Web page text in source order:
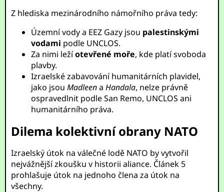
Z hlediska mezinárodního námořního práva tedy:
Územní vody a EEZ Gazy jsou palestinskými
vodami podle UNCLOS.
Za nimi ležíotevřené moře, kde platí svoboda
plavby.
Izraelské zabavování humanitárních plavidel,
jako jsouMadleenaHandala, nelze právně
ospravedlnit podle San Remo, UNCLOS ani
humanitárního práva.
Dilema kolektivní obrany NATO
Izraelský útok na válečné lodě NATO by vytvořil
nejvážnější zkoušku v historii aliance. Článek 5
prohlašuje útok na jednoho člena za útok na
všechny.